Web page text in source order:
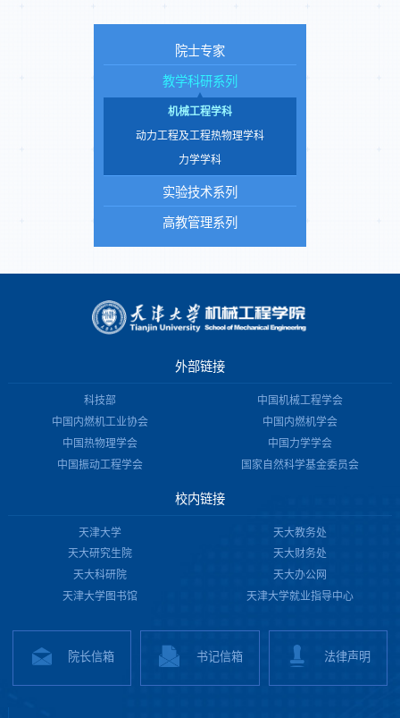
院士专家
教学科研系列
机械工程学科
动力工程及工程热物理学科
力学学科
实验技术系列
高教管理系列
外部链接
科技部
中国机械工程学会
中国内燃机工业协会
中国内燃机学会
中国热物理学会
中国力学学会
中国振动工程学会
国家自然科学基金委员会
校内链接
天津大学
天大教务处
天大研究生院
天大财务处
天大科研院
天大办公网
天津大学图书馆
天津大学就业指导中心
院长信箱 书记信箱 法律声明